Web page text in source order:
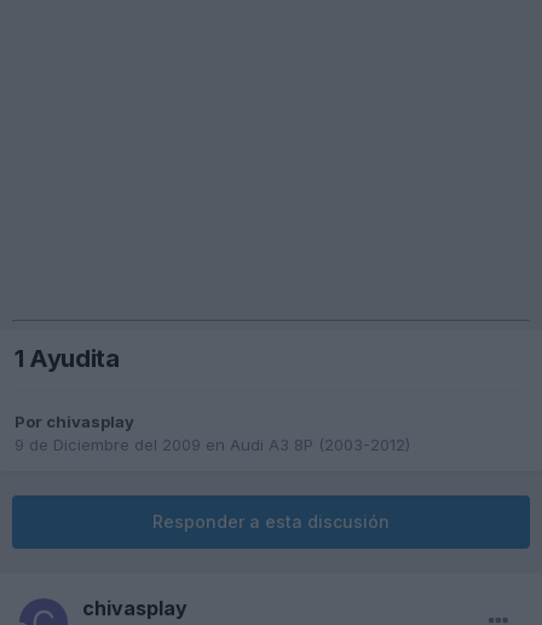
1 Ayudita
Por chivasplay
9 de Diciembre del 2009 en Audi A3 8P (2003-2012)
Responder a esta discusión
chivasplay